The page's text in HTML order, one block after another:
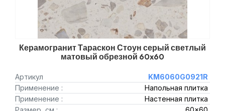
Керамогранит Тараскон Стоун серый светлый
матовый обрезной 60x60
Артикул
KM6060G0921R
Применение :
Напольная плитка
Применение :
Настенная плитка